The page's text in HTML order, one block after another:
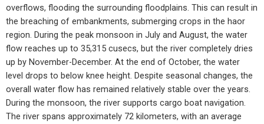
overflows, flooding the surrounding floodplains. This can result in
the breaching of embankments, submerging crops in the haor
region. During the peak monsoon in July and August, the water
flow reaches up to 35,315 cusecs, but the river completely dries
up by November-December. At the end of October, the water
level drops to below knee height. Despite seasonal changes, the
overall water flow has remained relatively stable over the years.
During the monsoon, the river supports cargo boat navigation.
The river spans approximately 72 kilometers, with an average